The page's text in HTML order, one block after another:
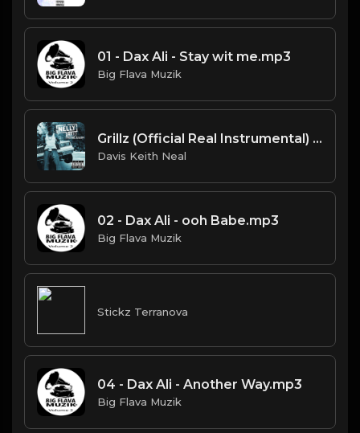
01 - Dax Ali - Stay wit me.mp3
Big Flava Muzik
Grillz (Official Real Instrumental) (Reprod. by ASTROSTAR & Trap H-Town Beats) - Nelly, Paul Wall, Ali & Gipp
Davis Keith Neal
02 - Dax Ali - ooh Babe.mp3
Big Flava Muzik
Stickz Terranova
04 - Dax Ali - Another Way.mp3
Big Flava Muzik